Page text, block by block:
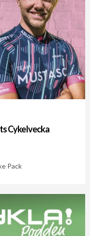
Vacchi
SORTERA PÅ
RENSA
Cykelvecka
Pack